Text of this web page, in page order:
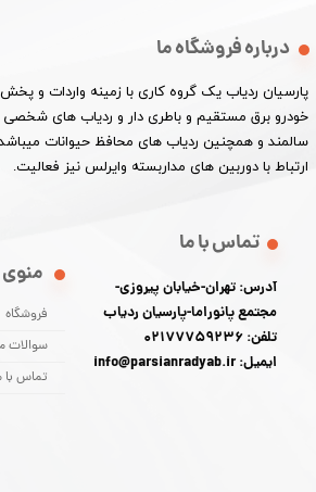
درباره فروشگاه ما
پارسیان ردیاب یک گروه کاری با زمینه واردات و
خودرو برق مستقیم و باطری دار و ردیاب های
سالمند و همچنین ردیاب های محافظ حیوانات
ارتباط با دوربین های مداربسته وایرلس نیز فعالیت.​​​​​​​
فروشگاه
سوالات
تماس با
تماس با ما
آدرس: تهران-خیابان پیروزی-
مجتمع پانوراما-پارسیان ردیاب
تلفن: 02177759236
ایمیل: info@parsianradyab.ir